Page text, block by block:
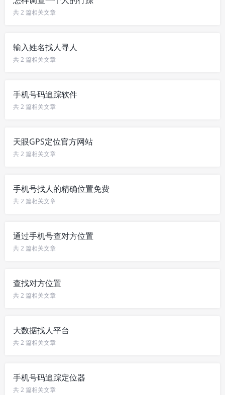
共 2 篇相关文章
输入姓名找人寻人
共 2 篇相关文章
手机号码追踪软件
共 2 篇相关文章
天眼GPS定位官方网站
共 2 篇相关文章
手机号找人的精确位置免费
共 2 篇相关文章
通过手机号查对方位置
共 2 篇相关文章
查找对方位置
共 2 篇相关文章
大数据找人平台
共 2 篇相关文章
手机号码追踪定位器
共 2 篇相关文章